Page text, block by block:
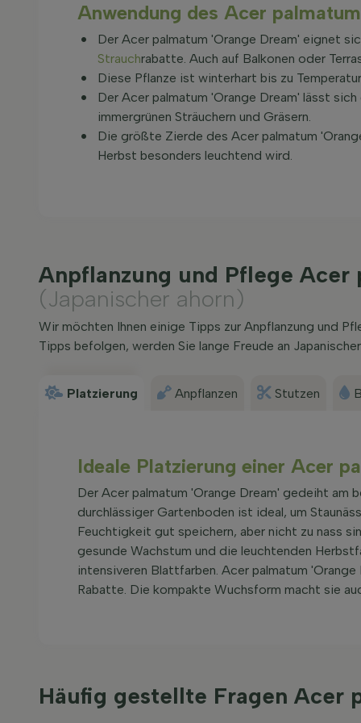
Anwendung des Acer
Der Acer palmatum 'Orange Dream' eignet
Strauchrabatte. Auch auf Balkonen oder
Diese Pflanze ist winterhart bis zu
Der Acer palmatum 'Orange Dream' lässt
immergrünen Sträuchern und Gräsern.
Die größte Zierde des Acer palmatum
Herbst besonders leuchtend wird.
Anpflanzung und Pflege
(Japanischer ahorn)
Wir möchten Ihnen einige Tipps zur Anpflanzung und
Tipps befolgen, werden Sie lange Freude an
Platzierung Anpflanzen Stutzen
Ideale Platzierung einer Acer
Der Acer palmatum 'Orange Dream' gedeiht am
durchlässiger Gartenboden ist ideal, um
Feuchtigkeit gut speichern, aber nicht zu nass
gesunde Wachstum und die leuchtenden
intensiveren Blattfarben. Acer palmatum
Rabatte. Die kompakte Wuchsform macht sie
Häufig gestellte Fragen Acer